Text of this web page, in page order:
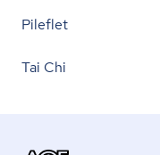
Pileflet
Tai Chi